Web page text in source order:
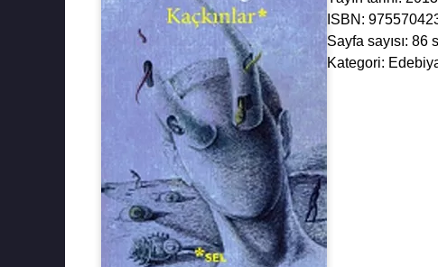
ISBN:
Sayfa sayısı: 86
Kategori: